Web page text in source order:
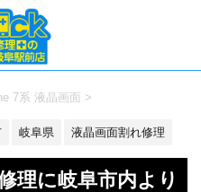
7系 液晶画面 >
岐阜県 液晶画面割れ修理
理に岐阜市内より